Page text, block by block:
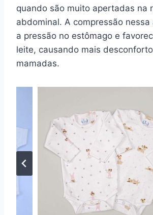
quando são muito apertadas na
abdominal. A compressão nessa
a pressão no estômago e
leite, causando mais
mamadas.